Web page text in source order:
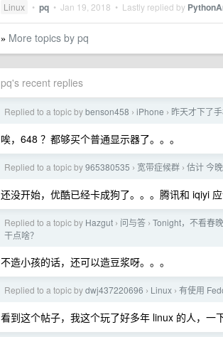
Linux • pq • Jan 19, 2018 • Lastly replied by
» More topics by pq
pq's recent replies
Replied to a topic bybenson458 › iPhone › 昨天才下了
唉，648 ？都够买个普通显示器了。。。
Replied to a topic by965380535 › 宽带症候群 › 估计 今
还没开始，优酷已经卡成狗了。。。腾讯和 iqiyi 应
Replied to a topic by Hazgut › 问与答 › Tonight，不看春
干点啥？
不造小孩的话，还可以造豆浆呀。。。
Replied to a topic bydwj437220696 › Linux › 有使用
看到这个帖子，我这个玩了好多年 linux 的人，一